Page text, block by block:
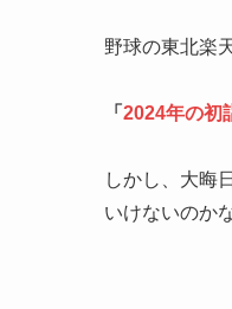
野球の東北楽
「 2024年の初
しかし、大晦
いけないのか